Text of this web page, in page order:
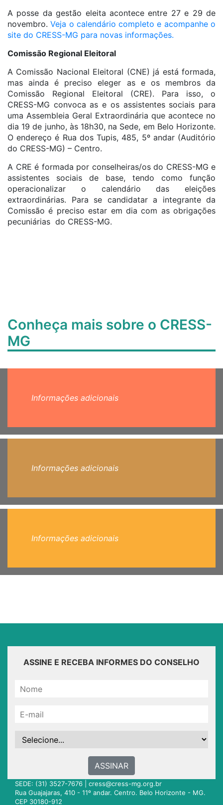
A posse da gestão eleita acontece entre 27 e 29 de
novembro.Veja o calendário completo e acompanhe o
site do CRESS-MG para novas informações.
Comissão Regional Eleitoral
A Comissão Nacional Eleitoral (CNE) já está formada,
mas ainda é preciso eleger as e os membros da
Comissão Regional Eleitoral (CRE). Para isso, o
CRESS-MG convoca as e os assistentes sociais para
uma Assembleia Geral Extraordinária que acontece no
dia 19 de junho, às 18h30, na Sede, em Belo Horizonte.
O endereço é Rua dos Tupis, 485, 5º andar (Auditório
do CRESS-MG) – Centro.
A CRE é formada por conselheiras/os do CRESS-MG e
assistentes sociais de base, tendo como função
operacionalizar o calendário das eleições
extraordinárias. Para se candidatar a integrante da
Comissão é preciso estar em dia com as obrigações
pecuniárias do CRESS-MG.
Conheça mais sobre o CRESS-
MG
Informações adicionais
Informações adicionais
Informações adicionais
ASSINE E RECEBA INFORMES DO CONSELHO
ASSINAR
SEDE: (31) 3527-7676 | cress@cress-mg.org.br
Rua Guajajaras, 410 - 11º andar. Centro. Belo Horizonte - MG.
CEP 30180-912